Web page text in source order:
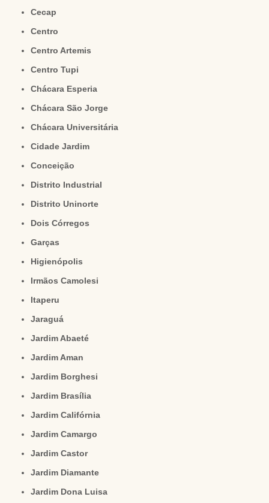
Cecap
Centro
Centro Artemis
Centro Tupi
Chácara Esperia
Chácara São Jorge
Chácara Universitária
Cidade Jardim
Conceição
Distrito Industrial
Distrito Uninorte
Dois Córregos
Garças
Higienópolis
Irmãos Camolesi
Itaperu
Jaraguá
Jardim Abaeté
Jardim Aman
Jardim Borghesi
Jardim Brasília
Jardim Califórnia
Jardim Camargo
Jardim Castor
Jardim Diamante
Jardim Dona Luisa